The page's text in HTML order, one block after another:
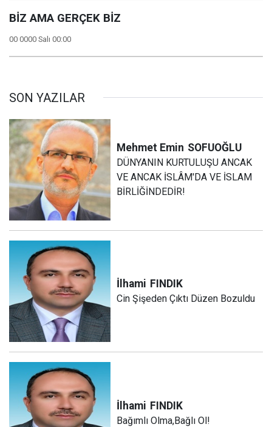
BİZ AMA GERÇEK BİZ
00 0000 Salı 00:00
SON YAZILAR
Mehmet Emin SOFUOĞLU
DÜNYANIN KURTULUŞU ANCAK
VE ANCAK İSLÂM'DA VE İSLAM
BİRLİĞİNDEDİR!
İlhami FINDIK
Cin Şişeden Çıktı Düzen Bozuldu
İlhami FINDIK
Bağımlı Olma,Bağlı Ol!